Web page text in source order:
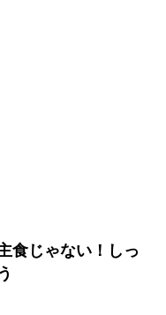
食じゃない！しっ